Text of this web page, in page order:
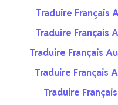
Traduire Français
Traduire Français
Traduire Français
Traduire Français
Traduire